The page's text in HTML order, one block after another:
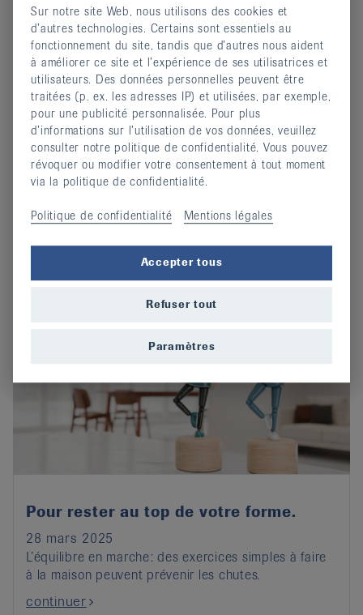
Chirurgie du genou en cas d’arthrose:
opportunités et limites
14 avril 2025
Lisez l'interview du Prof. Dr méd. Markus Arnold.
continuer
Pour rester au top de votre forme.
28 mars 2025
L’équilibre en marche: des exercices simples à faire
à la maison peuvent prévenir les chutes.
continuer
Sur notre site Web, nous utilisons des cookies et
d’autres technologies. Certains sont essentiels au
fonctionnement du site, tandis que d’autres nous aident
à améliorer ce site et l’expérience de ses utilisatrices et
utilisateurs. Des données personnelles peuvent être
traitées (p. ex. les adresses IP) et utilisées, par exemple,
pour une publicité personnalisée. Pour plus
d’informations sur l’utilisation de vos données, veuillez
consulter notre politique de confidentialité. Vous pouvez
révoquer ou modifier votre consentement à tout moment
via la politique de confidentialité.
Politique de confidentialité Mentions légales
Accepter tous
Refuser tout
Paramètres